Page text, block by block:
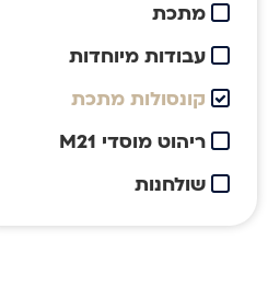
מתכת
עבודות מיוחדות
קונסולות מתכת
ריהוט מוסדי M21
שולחנות